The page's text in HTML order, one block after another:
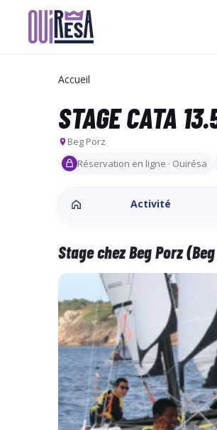
Accueil
STAGE CATA
Beg Porz
Réservation en ligne · Ouirésa
Activité
Stage chez Beg Porz